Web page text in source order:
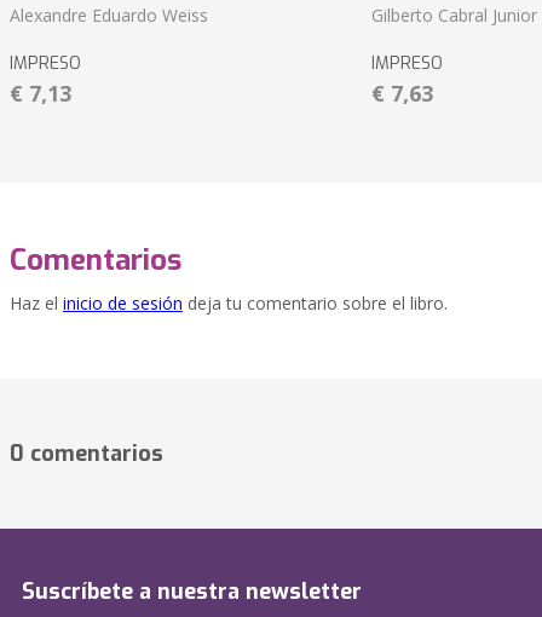
Alexandre Eduardo Weiss
IMPRESO
€ 7,13
Gilberto Cabral Junior
IMPRESO
€ 7,63
Comentarios
Haz el inicio de sesión deja tu comentario sobre el libro.
0 comentarios
Suscríbete a nuestra newsletter